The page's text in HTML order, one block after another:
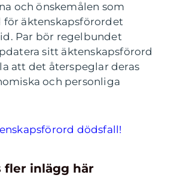
och önskemålen som
äktenskapsförordet
Par bör regelbundet
sitt äktenskapsförord
att det återspeglar deras
och personliga
dödsfall!
fler inlägg här